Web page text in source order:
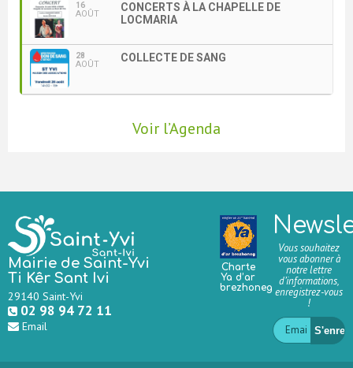
16
AOÛT
CONCERTS À LA CHAPELLE DE
LOCMARIA
28
AOÛT
COLLECTE DE SANG
Voir l’Agenda
Mairie de Saint-Yvi
Ti Kêr Sant Ivi
29140 Saint-Yvi
02 98 94 72 11
Email
Charte
Ya d’ar
brezhoneg
Vous souhaitez
vous abonner à
notre lettre
d’informations,
enregistrez-vous
!